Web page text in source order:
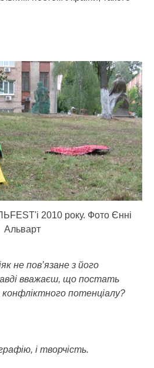
2010 року. Фото Єнні
Альварт
не пов’язане з його
вважаєш, що постать
потенціалу?
і творчість.